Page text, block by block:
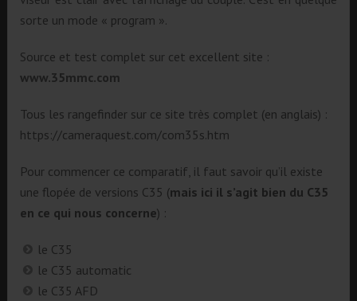
sorte un mode « program ».
Source et test complet sur cet excellent site :
www.35mmc.com
Tous les rangefinder sur ce site très complet (en anglais) :
https://cameraquest.com/com35s.htm
Pour commencer ce comparatif, il faut savoir qu’il existe
une flopée de versions C35 (mais ici il s’agit bien du C35
en ce qui nous concerne) :
le C35
le C35 automatic
le C35 AFD